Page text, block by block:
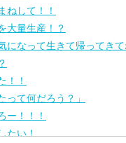
ねして！！
大量生産！？
になって生きて帰ってき
！！
って何だろう？」
ー！！！
たい！